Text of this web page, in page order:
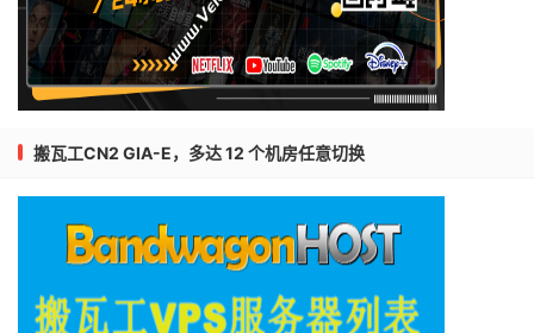
搬瓦工CN2 GIA-E，多达 12 个机房任意切换